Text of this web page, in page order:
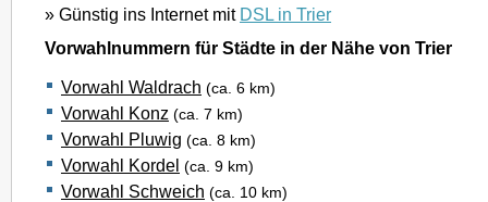
» Günstig ins Internet mit DSL in Trier
Vorwahlnummern für Städte in der Nähe von Trier
Vorwahl Waldrach (ca. 6 km)
Vorwahl Konz (ca. 7 km)
Vorwahl Pluwig (ca. 8 km)
Vorwahl Kordel (ca. 9 km)
Vorwahl Schweich (ca. 10 km)